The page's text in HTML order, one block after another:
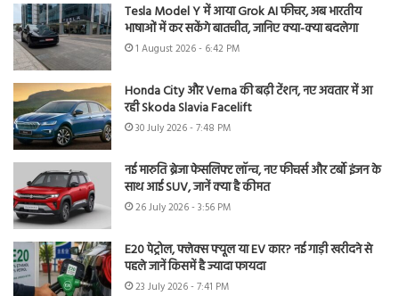
Tesla Model Y में आया Grok AI फीचर, अब भारतीय
भाषाओं में कर सकेंगे बातचीत, जानिए क्या-क्या बदलेगा
1 August 2026 - 6:42 PM
Honda City और Verna की बढ़ी टेंशन, नए अवतार में आ
रही Skoda Slavia Facelift
30 July 2026 - 7:48 PM
नई मारुति ब्रेजा फेसलिफ्ट लॉन्च, नए फीचर्स और टर्बो इंजन के
साथ आई SUV, जानें क्या है कीमत
26 July 2026 - 3:56 PM
E20 पेट्रोल, फ्लेक्स फ्यूल या EV कार? नई गाड़ी खरीदने से
पहले जानें किसमें है ज्यादा फायदा
23 July 2026 - 7:41 PM